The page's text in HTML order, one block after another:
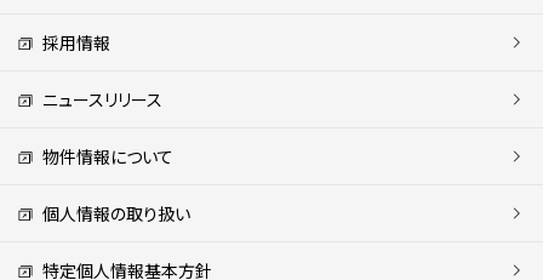
採用情報
ニュースリリース
物件情報について
個人情報の取り扱い
特定個人情報基本方針